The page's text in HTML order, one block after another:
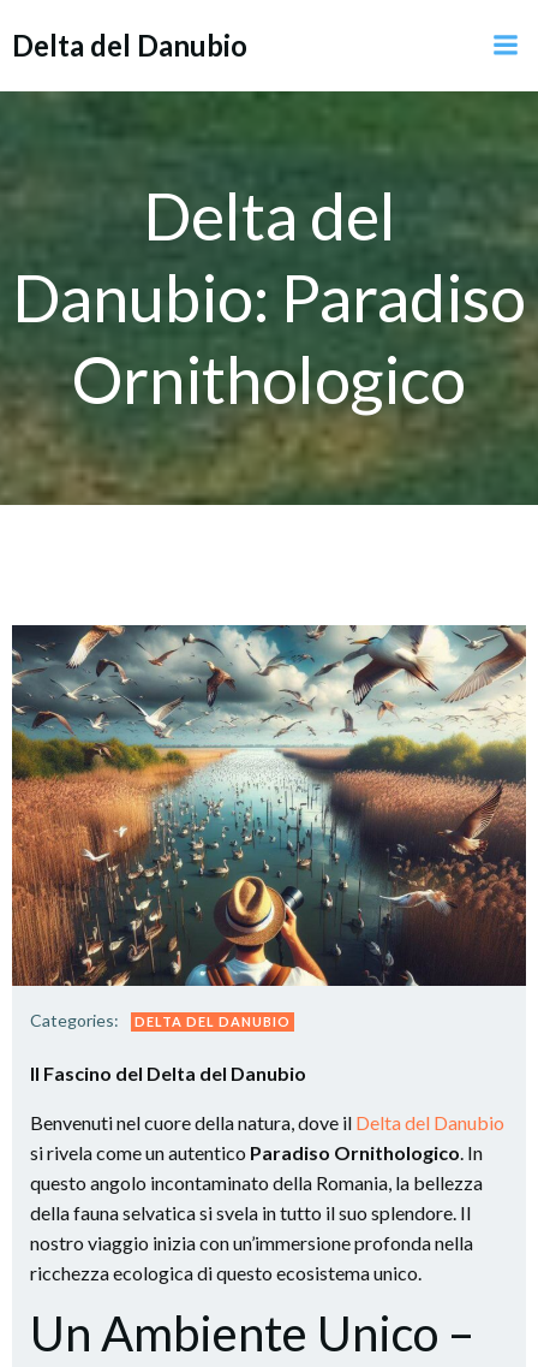
Delta del Danubio
Delta del
Danubio: Paradiso
Ornithologico
Categories: DELTA DEL DANUBIO
Il Fascino del Delta del Danubio
Benvenuti nel cuore della natura, dove il Delta del Danubio
si rivela come un autentico Paradiso Ornithologico. In
questo angolo incontaminato della Romania, la bellezza
della fauna selvatica si svela in tutto il suo splendore. Il
nostro viaggio inizia con un’immersione profonda nella
ricchezza ecologica di questo ecosistema unico.
Un Ambiente Unico –